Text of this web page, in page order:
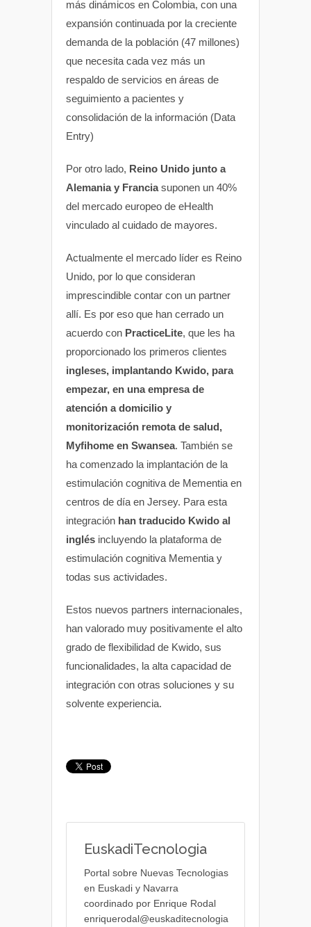
más dinámicos en Colombia, con una
expansión continuada por la creciente
demanda de la población (47 millones)
que necesita cada vez más un
respaldo de servicios en áreas de
seguimiento a pacientes y
consolidación de la información (Data
Entry)
Por otro lado, Reino Unido junto a
Alemania y Franciasuponen un 40%
del mercado europeo de eHealth
vinculado al cuidado de mayores.
Actualmente el mercado líder es Reino
Unido, por lo que consideran
imprescindible contar con un partner
allí. Es por eso que han cerrado un
acuerdo con PracticeLite, que les ha
proporcionado los primeros clientes
ingleses, implantando Kwido, para
empezar, en una empresa de
atención a domicilio y
monitorización remota de salud,
Myfihome en Swansea. También se
ha comenzado la implantación de la
estimulación cognitiva de Mementia en
centros de día en Jersey. Para esta
integración han traducido Kwido al
inglés incluyendo la plataforma de
estimulación cognitiva Mementia y
todas sus actividades.
Estos nuevos partners internacionales,
han valorado muy positivamente el alto
grado de flexibilidad de Kwido, sus
funcionalidades, la alta capacidad de
integración con otras soluciones y su
solvente experiencia.
EuskadiTecnologia
Portal sobre Nuevas Tecnologias
en Euskadi y Navarra
coordinado por Enrique Rodal
enriquerodal@euskaditecnologia